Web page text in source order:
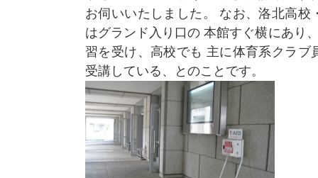
お伺いいたしました。 なお、洛北高校
はグランド入り口の 本館すぐ横にあり
習を受け、高校でも 主に体育系クラブ
受講している、とのことです。